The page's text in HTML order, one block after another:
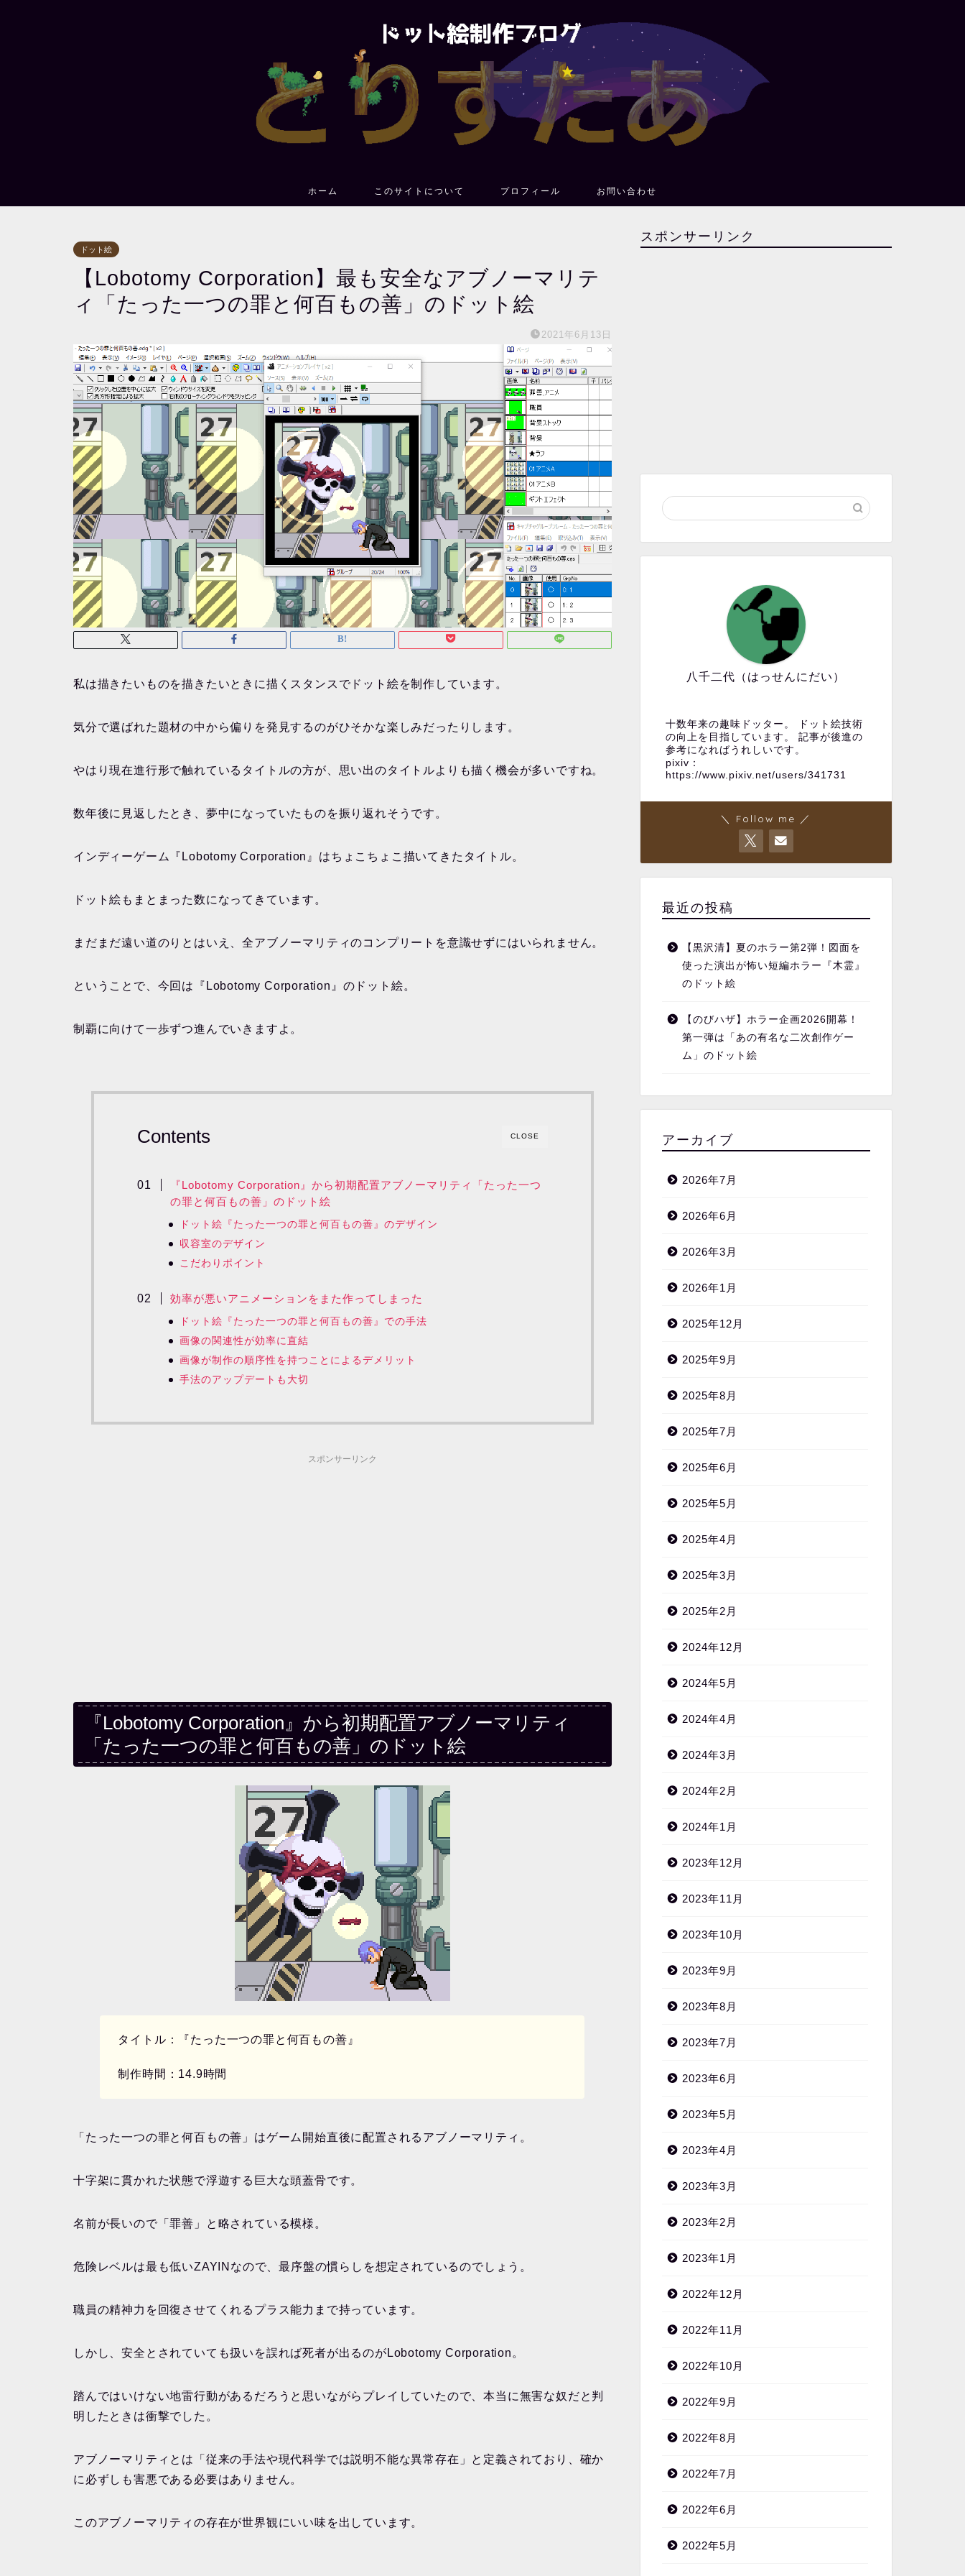
ホーム このサイトについて プロフィール お問い合わせ
ドット絵
【Lobotomy Corporation】最も安全なアブノーマリテ
ィ「たった一つの罪と何百もの善」のドット絵
2021年6月13日
私は描きたいものを描きたいときに描くスタンスでドット絵を制作しています。
気分で選ばれた題材の中から偏りを発見するのがひそかな楽しみだったりします。
やはり現在進行形で触れているタイトルの方が、思い出のタイトルよりも描く機会が多いですね。
数年後に見返したとき、夢中になっていたものを振り返れそうです。
インディーゲーム『Lobotomy Corporation』はちょこちょこ描いてきたタイトル。
ドット絵もまとまった数になってきています。
まだまだ遠い道のりとはいえ、全アブノーマリティのコンプリートを意識せずにはいられません。
ということで、今回は『Lobotomy Corporation』のドット絵。
制覇に向けて一歩ずつ進んでいきますよ。
CLOSE
Contents
『Lobotomy Corporation』から初期配置アブノーマリティ「たった一つ
の罪と何百もの善」のドット絵
ドット絵『たった一つの罪と何百もの善』のデザイン
収容室のデザイン
こだわりポイント
効率が悪いアニメーションをまた作ってしまった
ドット絵『たった一つの罪と何百もの善』での手法
画像の関連性が効率に直結
画像が制作の順序性を持つことによるデメリット
手法のアップデートも大切
スポンサーリンク
『Lobotomy Corporation』から初期配置アブノーマリティ
「たった一つの罪と何百もの善」のドット絵
タイトル：『たった一つの罪と何百もの善』
制作時間：14.9時間
「たった一つの罪と何百もの善」はゲーム開始直後に配置されるアブノーマリティ。
十字架に貫かれた状態で浮遊する巨大な頭蓋骨です。
名前が長いので「罪善」と略されている模様。
危険レベルは最も低いZAYINなので、最序盤の慣らしを想定されているのでしょう。
職員の精神力を回復させてくれるプラス能力まで持っています。
しかし、安全とされていても扱いを誤れば死者が出るのがLobotomy Corporation。
踏んではいけない地雷行動があるだろうと思いながらプレイしていたので、本当に無害な奴だと判
明したときは衝撃でした。
アブノーマリティとは「従来の手法や現代科学では説明不能な異常存在」と定義されており、確か
に必ずしも害悪である必要はありません。
このアブノーマリティの存在が世界観にいい味を出しています。
スポンサーリンク
八千二代（はっせんにだい）
十数年来の趣味ドッター。 ドット絵技術
の向上を目指しています。 記事が後進の
参考になればうれしいです。
pixiv：
https://www.pixiv.net/users/341731
＼ Follow me ／
最近の投稿
【黒沢清】夏のホラー第2弾！図面を
使った演出が怖い短編ホラー『木霊』
のドット絵
【のびハザ】ホラー企画2026開幕！
第一弾は「あの有名な二次創作ゲー
ム」のドット絵
アーカイブ
2026年7月
2026年6月
2026年3月
2026年1月
2025年12月
2025年9月
2025年8月
2025年7月
2025年6月
2025年5月
2025年4月
2025年3月
2025年2月
2024年12月
2024年5月
2024年4月
2024年3月
2024年2月
2024年1月
2023年12月
2023年11月
2023年10月
2023年9月
2023年8月
2023年7月
2023年6月
2023年5月
2023年4月
2023年3月
2023年2月
2023年1月
2022年12月
2022年11月
2022年10月
2022年9月
2022年8月
2022年7月
2022年6月
2022年5月